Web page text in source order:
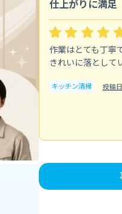
仕上がりに満足
作業はとても丁寧
きれいに落として
キッチン清掃 投稿